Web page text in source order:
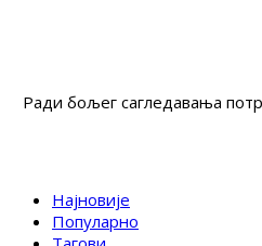
Ради бољег сагледавања
Најновије
Популарно